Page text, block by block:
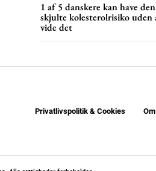
1 af 5 danskere kan have
skjulte kolesterolrisiko uden
vide det
Privatlivspolitik & Cookies